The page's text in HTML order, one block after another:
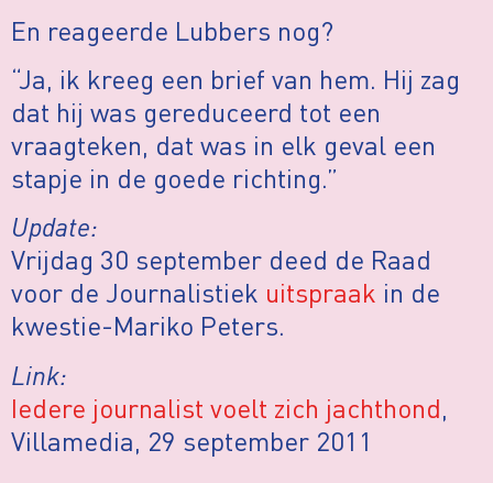
En reageerde Lubbers nog?
“Ja, ik kreeg een brief van hem. Hij zag
dat hij was gereduceerd tot een
vraagteken, dat was in elk geval een
stapje in de goede richting.”
Update:
Vrijdag 30 september deed de Raad
voor de Journalistiek uitspraak in de
kwestie-Mariko Peters.
Link:
Iedere journalist voelt zich jachthond,
Villamedia, 29 september 2011